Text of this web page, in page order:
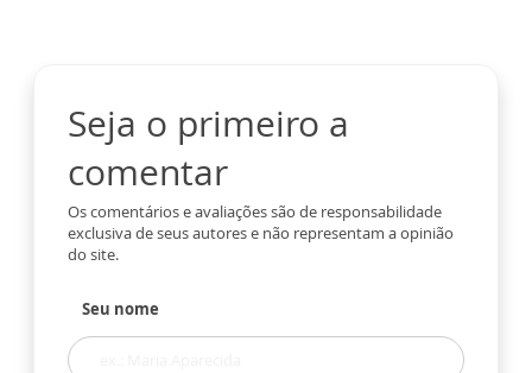
Seja o primeiro a
comentar
Os comentários e avaliações são de responsabilidade
exclusiva de seus autores e não representam a opinião
do site.
Seu nome